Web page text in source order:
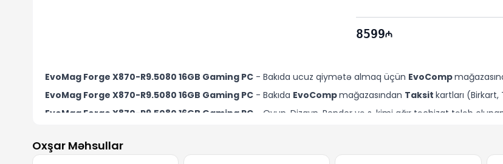
8599
EvoMag Forge X870-R9.5080 16GB Gaming PC- Bakıda ucuz qiymətə almaq üçün EvoComp
EvoMag Forge X870-R9.5080 16GB Gaming PC- Bakıda EvoCompmağazasından Taksit kartları
EvoMag Forge X870-R9.5080 16GB Gaming PC- Oyun, Dizayn, Render və s. kimi ağır təchizat tələb
EvoMag Forge X870-R9.5080 16GB Gaming PC
Oxşar Məhsullar